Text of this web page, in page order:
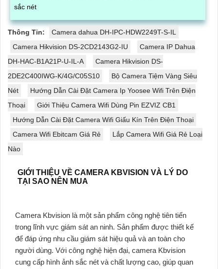
sắc nét
Thông Tin:
Camera dahua DH-IPC-HDW2249T-S-IL
Camera Hikvision DS-2CD2143G2-IU
Camera IP Dahua
DH-HAC-B1A21P-U-IL-A
Camera Hikvision DS-
2DE2C400IWG-K/4G/C05S10
Bộ Camera Tiệm Vàng Siêu
Nét
Hướng Dẫn Cài Đặt Camera Ip Yoosee Wifi Trên Điện
Thoại
Giới Thiệu Camera Wifi Dùng Pin EZVIZ CB1
Hướng Dẫn Cài Đặt Camera Wifi Giấu Kín Trên Điện Thoại
Camera Wifi Ebitcam Giá Rẻ
Lắp Camera Wifi Giá Rẻ Loại
Nào
GIỚI THIỆU VỀ CAMERA KBVISION VÀ LÝ DO
TẠI SAO NÊN MUA
Camera Kbvision là một sản phẩm công nghệ tiên tiến
trong lĩnh vực giám sát an ninh. Sản phẩm được thiết kế
để đáp ứng nhu cầu giám sát hiệu quả và an toàn cho
người dùng. Với công nghệ hiện đại, camera Kbvision
cung cấp hình ảnh sắc nét và chất lượng cao, giúp quan